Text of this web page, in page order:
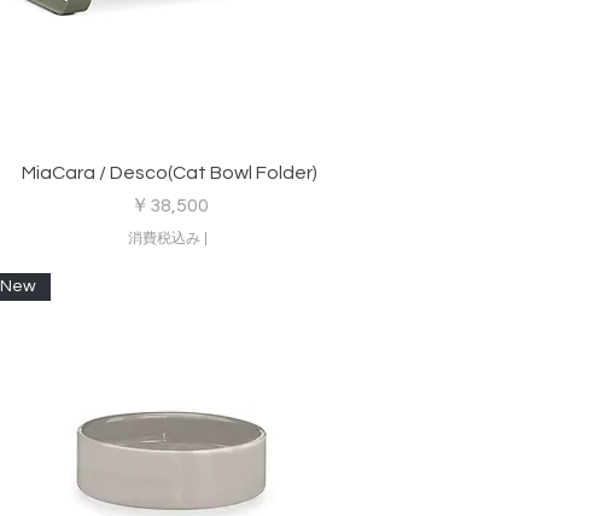
クイックビュー
MiaCara / Desco(Cat Bowl Folder)
価格
￥38,500
消費税込み
New